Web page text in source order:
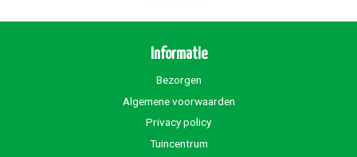
Informatie
Bezorgen
Algemene voorwaarden
Privacy policy
Tuincentrum